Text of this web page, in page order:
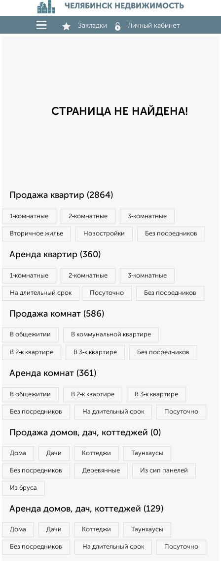
ЧЕЛЯБИНСК НЕДВИЖИМОСТЬ
Закладки Личный кабинет
СТРАНИЦА НЕ НАЙДЕНА!
Продажа квартир (2864)
1‑комнатные 2‑комнатные 3‑комнатные
Вторичное жилье Новостройки Без посредников
Аренда квартир (360)
1‑комнатные 2‑комнатные 3‑комнатные
На длительный срок Посуточно Без посредников
Продажа комнат (586)
В общежитии В коммунальной квартире
В 2‑к квартире В 3‑к квартире Без посредников
Аренда комнат (361)
В общежитии В 2‑к квартире В 3‑к квартире
Без посредников На длительный срок Посуточно
Продажа домов, дач, коттеджей (0)
Дома Дачи Коттеджи Таунхаусы
Без посредников Деревянные Из сип панелей
Из бруса
Аренда домов, дач, коттеджей (129)
Дома Дачи Коттеджи Таунхаусы
Без посредников На длительный срок Посуточно